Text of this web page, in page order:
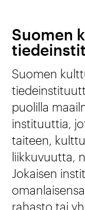
Suomen
Suomen
puolilla
instituuttia,
taiteen,
liikkuvuutta,
Jokaisen
rahasto tai